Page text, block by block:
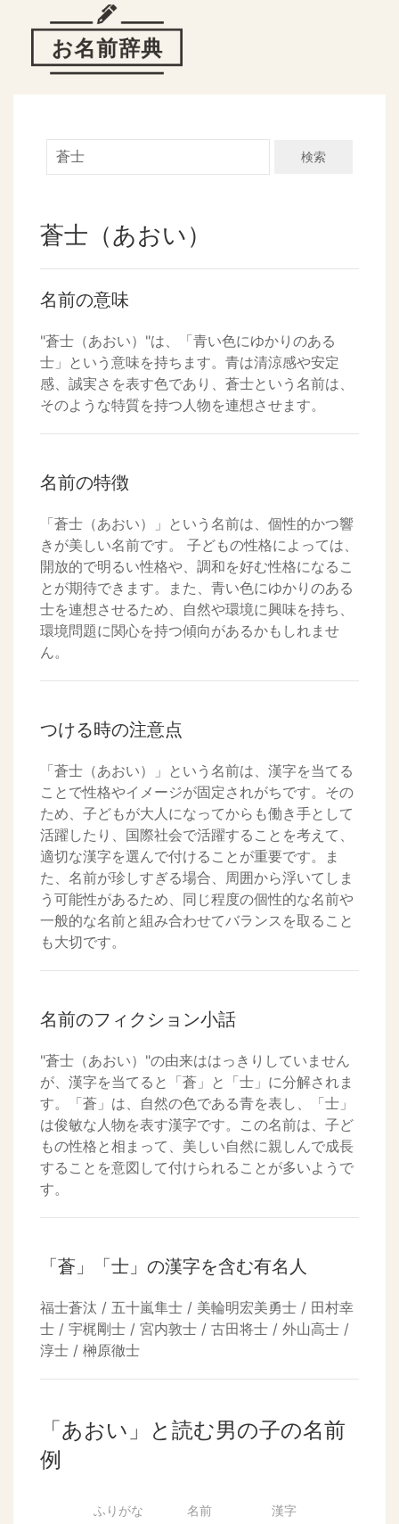
検索
蒼士（あおい）
名前の意味
"蒼士（あおい）"は、「青い色にゆかりのある
士」という意味を持ちます。青は清涼感や安定
感、誠実さを表す色であり、蒼士という名前は、
そのような特質を持つ人物を連想させます。
名前の特徴
「蒼士（あおい）」という名前は、個性的かつ響
きが美しい名前です。 子どもの性格によっては、
開放的で明るい性格や、調和を好む性格になるこ
とが期待できます。また、青い色にゆかりのある
士を連想させるため、自然や環境に興味を持ち、
環境問題に関心を持つ傾向があるかもしれませ
ん。
つける時の注意点
「蒼士（あおい）」という名前は、漢字を当てる
ことで性格やイメージが固定されがちです。その
ため、子どもが大人になってからも働き手として
活躍したり、国際社会で活躍することを考えて、
適切な漢字を選んで付けることが重要です。ま
た、名前が珍しすぎる場合、周囲から浮いてしま
う可能性があるため、同じ程度の個性的な名前や
一般的な名前と組み合わせてバランスを取ること
も大切です。
名前のフィクション小話
"蒼士（あおい）"の由来ははっきりしていません
が、漢字を当てると「蒼」と「士」に分解されま
す。「蒼」は、自然の色である青を表し、「士」
は俊敏な人物を表す漢字です。この名前は、子ど
もの性格と相まって、美しい自然に親しんで成長
することを意図して付けられることが多いようで
す。
「蒼」「士」の漢字を含む有名人
福士蒼汰 / 五十嵐隼士 / 美輪明宏美勇士 / 田村幸
士 / 宇梶剛士 / 宮内敦士 / 古田将士 / 外山高士 /
淳士 / 榊原徹士
「あおい」と読む男の子の名前
例
ふりがな 名前 漢字